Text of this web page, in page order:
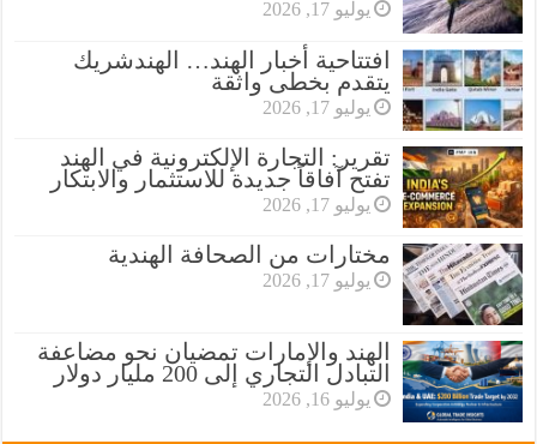
يوليو 17, 2026
افتتاحية أخبار الهند… الهندشريك
يتقدم بخطى واثقة
يوليو 17, 2026
تقرير: التجارة الإلكترونية في الهند
تفتح آفاقاً جديدة للاستثمار والابتكار
يوليو 17, 2026
مختارات من الصحافة الهندية
يوليو 17, 2026
الهند والإمارات تمضيان نحو مضاعفة
التبادل التجاري إلى 200 مليار دولار
يوليو 16, 2026